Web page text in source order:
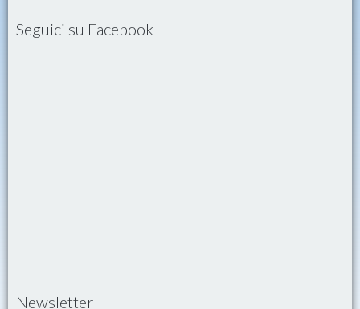
Seguici su Facebook
Newsletter